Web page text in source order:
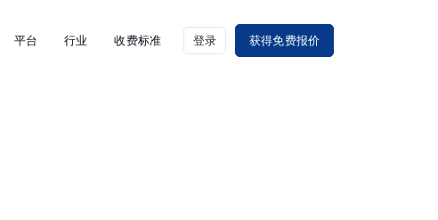
平台 行业 收费标准 登录 获得免费报价